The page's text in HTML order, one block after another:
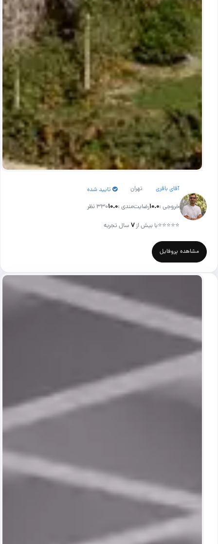
آقای باقری تهران تایید شده
خروجی :۱۰.۰رضایت‌مندی :۱۰.۰330 نظر
⭐⭐⭐⭐⭐با بیش از۷سال تجربه
مشاهده پروفایل